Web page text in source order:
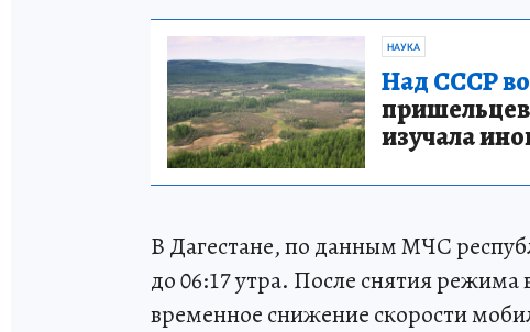
НАУКА
Над СССР
изучала
В Дагестане, по данным МЧС
до 06:17 утра. После снятия
временное снижение скорости